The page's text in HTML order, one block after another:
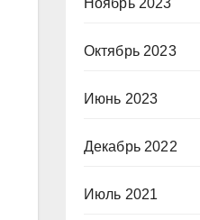
Ноябрь 2023
Октябрь 2023
Июнь 2023
Декабрь 2022
Июль 2021